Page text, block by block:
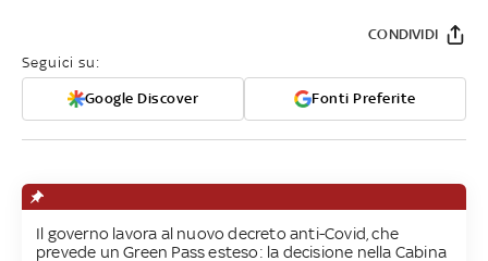
Seguici su:
Google Discover Fonti Preferite
CONDIVIDI
Il governo lavora al nuovo decreto anti-Covid, che
prevede un Green Pass esteso: la decisione nella Cabina